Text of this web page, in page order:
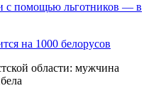
с помощью льготников — в
на 1000 белорусов